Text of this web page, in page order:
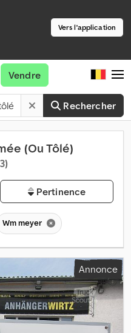
Vers l'application
Rechercher
Vendre
(Ou Tôlé)
Pertinence
Wm meyer
Annonce